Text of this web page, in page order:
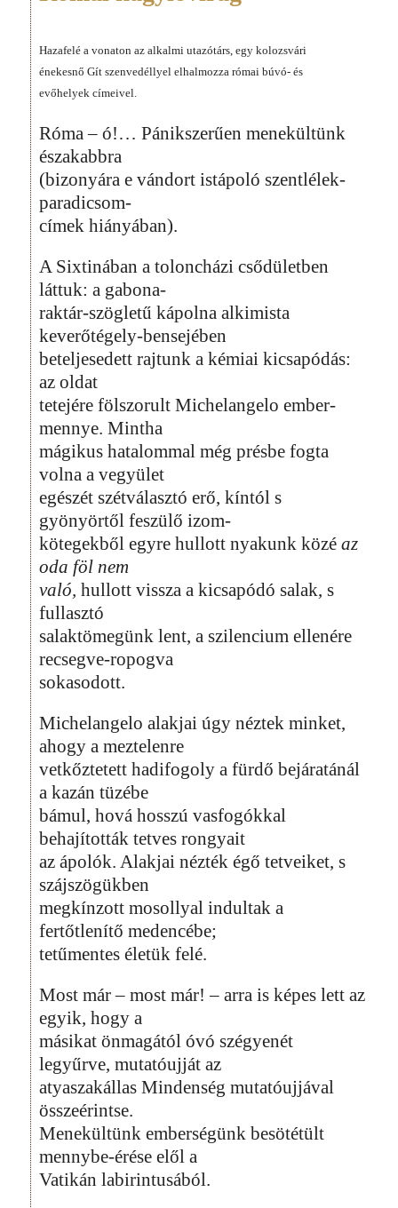
Hazafelé a vonaton az alkalmi utazótárs, egy kolozsvári
énekesnő Gít szenvedéllyel elhalmozza római búvó- és
evőhelyek címeivel.
Róma – ó!… Pánikszerűen menekültünk
északabbra
(bizonyára e vándort istápoló szentlélek-
paradicsom-
címek hiányában).
A Sixtinában a toloncházi csődületben
láttuk: a gabona-
raktár-szögletű kápolna alkimista
keverőtégely-bensejében
beteljesedett rajtunk a kémiai kicsapódás:
az oldat
tetejére fölszorult Michelangelo ember-
mennye. Mintha
mágikus hatalommal még présbe fogta
volna a vegyület
egészét szétválasztó erő, kíntól s
gyönyörtől feszülő izom-
kötegekből egyre hullott nyakunk közé az
oda föl nem
való, hullott vissza a kicsapódó salak, s
fullasztó
salaktömegünk lent, a szilencium ellenére
recsegve-ropogva
sokasodott.
Michelangelo alakjai úgy néztek minket,
ahogy a meztelenre
vetkőztetett hadifogoly a fürdő bejáratánál
a kazán tüzébe
bámul, hová hosszú vasfogókkal
behajították tetves rongyait
az ápolók. Alakjai nézték égő tetveiket, s
szájszögükben
megkínzott mosollyal indultak a
fertőtlenítő medencébe;
tetűmentes életük felé.
Most már – most már! – arra is képes lett az
egyik, hogy a
másikat önmagától óvó szégyenét
legyűrve, mutatóujját az
atyaszakállas Mindenség mutatóujjával
összeérintse.
Menekültünk emberségünk besötétült
mennybe-érése elől a
Vatikán labirintusából.